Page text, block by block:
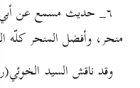
٦_ حديث مسمع عن أبي
منحر، وأفضل المنحر كلّه
وقد ناقش السيد